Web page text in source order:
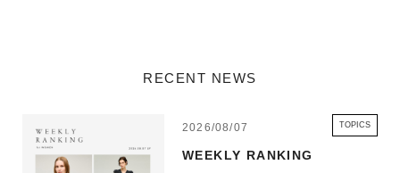
RECENT NEWS
2026/08/07 TOPICS
WEEKLY RANKING